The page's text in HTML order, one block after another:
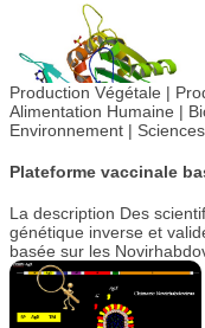
Production Végétale |
Alimentation Humaine |
Environnement |
Plateforme vaccinale
La description Des
génétique inverse et
basée sur les